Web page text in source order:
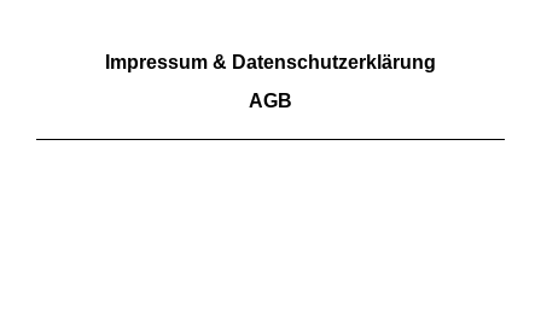
Impressum & Datenschutzerklärung
AGB